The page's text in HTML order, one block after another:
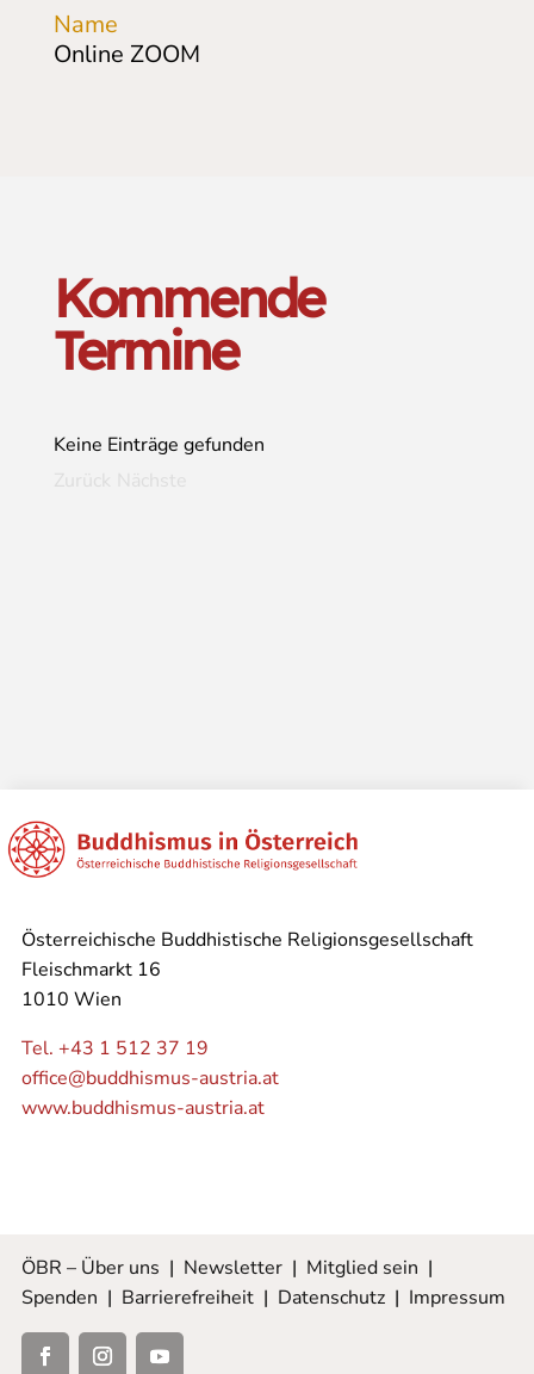
Name
Online ZOOM
Kommende
Termine
Keine Einträge gefunden
Österreichische Buddhistische Religionsgesellschaft
Fleischmarkt 16
1010 Wien
Tel. +43 1 512 37 19
office@buddhismus-austria.at
www.buddhismus-austria.at
ÖBR – Über uns | Newsletter| Mitglied sein |
Spenden | Barrierefreiheit| Datenschutz| Impressum